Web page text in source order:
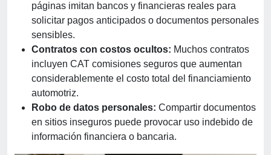
páginas imitan bancos y financieras reales para
solicitar pagos anticipados o documentos personales
sensibles.
Contratos con costos ocultos: Muchos contratos
incluyen CAT comisiones seguros que aumentan
considerablemente el costo total del financiamiento
automotriz.
Robo de datos personales: Compartir documentos
en sitios inseguros puede provocar uso indebido de
información financiera o bancaria.